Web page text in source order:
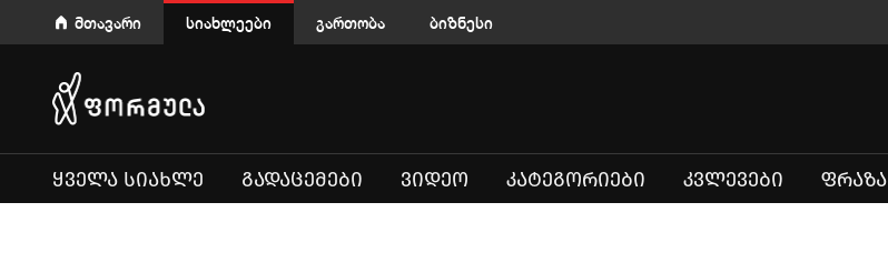
მთავარი სიახლეები გართობა ბიზნესი
ᲧᲕᲔᲚᲐ ᲡᲘᲐᲮᲚᲔ ᲒᲐᲓᲐᲪᲔᲛᲔᲑᲘ ᲕᲘᲓᲔᲝ ᲙᲐᲢᲔᲒᲝᲠᲘᲔᲑᲘ ᲙᲕᲚᲔᲕᲔᲑᲘ ᲤᲠᲐᲖᲐ